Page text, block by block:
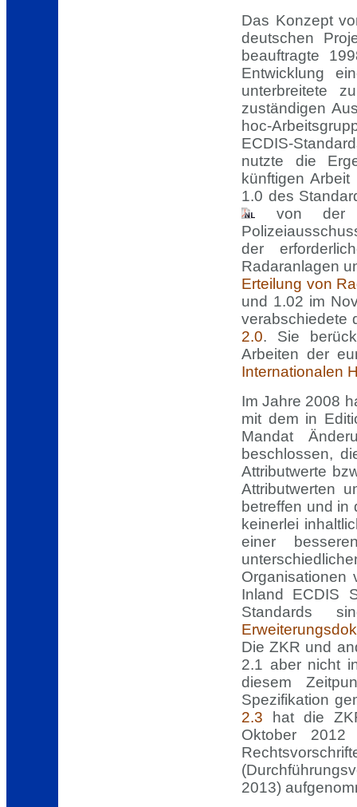
Das Konzept
deutschen
beauftragte
Entwicklung
unterbreitete
zuständigen
hoc-
ECDIS-
nutzte die
künftigen
1.0 des
von der
der
Radaranlagen
Erteilung von
und 1.02 im
verabschiedete
2.0. Sie
Arbeiten der
Internationalen
Im Jahre 2008
mit dem in
Mandat
beschlossen,
Attributwerte
Attributwerten
betreffen und in
keinerlei
einer
Organisationen
Inland ECDIS
Standards
Die ZKR und
2.1 aber nicht
diesem
Spezifikation
2.3 hat die
Oktober
2013)